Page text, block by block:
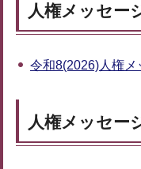
人権メッセー
令和8(2026)人権メ
人権メッセー